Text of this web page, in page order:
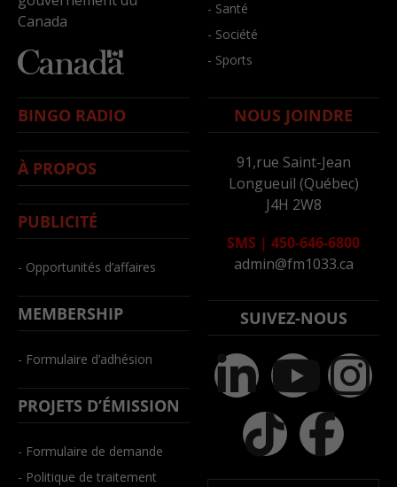
Canada
- Santé
- Société
- Sports
BINGO RADIO
À PROPOS
PUBLICITÉ
- Opportunités d’affaires
MEMBERSHIP
- Formulaire d’adhésion
PROJETS D’ÉMISSION
- Formulaire de demande
- Politique de traitement
NOUS JOINDRE
91,rue Saint-Jean
Longueuil (Québec)
J4H 2W8
SMS | 450-646-6800
admin@fm1033.ca
SUIVEZ-NOUS